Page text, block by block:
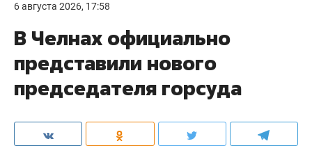
6 августа 2026, 17:58
В Челнах официально
представили нового
председателя горсуда